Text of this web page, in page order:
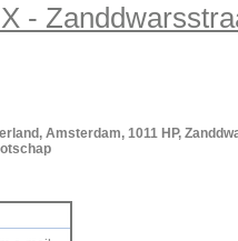
-
Amsterdam, 1011 HP,